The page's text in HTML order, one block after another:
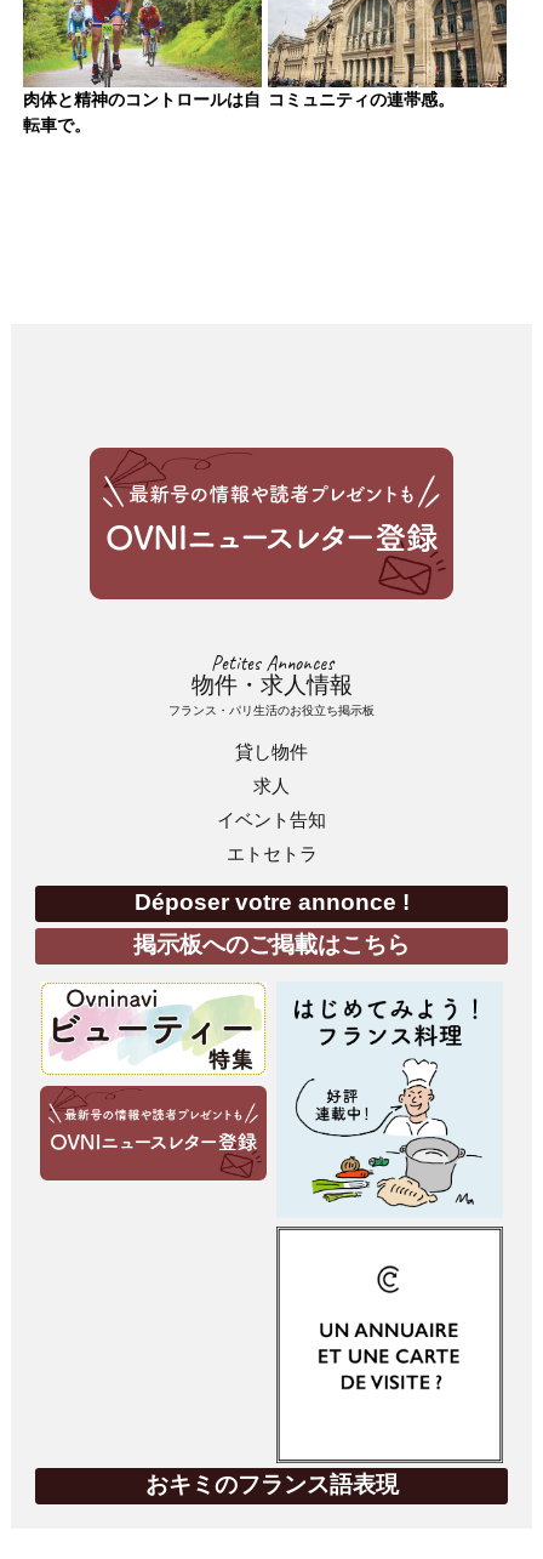
肉体と精神のコントロールは自
転車で。
コミュニティの連帯感。
Petites Annonces
物件・求人情報
フランス・パリ生活のお役立ち掲示板
貸し物件
求人
イベント告知
エトセトラ
Déposer votre annonce !
掲示板へのご掲載はこちら
おキミのフランス語表現